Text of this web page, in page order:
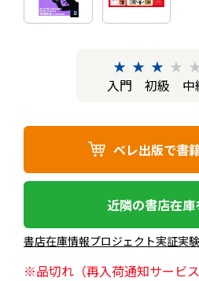
★ ★ ★ ★
入門
初級 中
ベレ出版で書
近隣の書店在庫
書店在庫情報プロジェクト実証実
※品切れ（再入荷通知サービス